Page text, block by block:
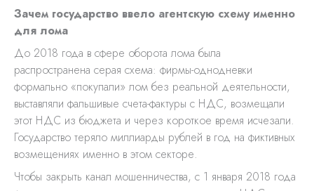
Зачем государство ввело агентскую схему именно
для лома
До 2018 года в сфере оборота лома была
распространена серая схема: фирмы-однодневки
формально «покупали» лом без реальной деятельности,
выставляли фальшивые счета-фактуры с НДС, возмещали
этот НДС из бюджета и через короткое время исчезали.
Государство теряло миллиарды рублей в год на фиктивных
возмещениях именно в этом секторе.
Чтобы закрыть канал мошенничества, с 1 января 2018 года